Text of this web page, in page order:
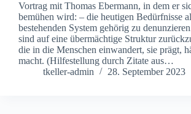
Vortrag mit Thomas Ebermann, in dem er
bemühen wird: – die heutigen Bedürfnisse
bestehenden System gehörig zu
sind auf eine übermächtige Struktur
die in die Menschen einwandert, sie prägt,
macht. (Hilfestellung durch Zitate aus…
tkeller-admin
28. September 2023